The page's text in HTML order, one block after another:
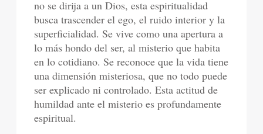
no se dirija a un Dios, esta espiritualidad
busca trascender el ego, el ruido interior y la
superficialidad. Se vive como una apertura a
lo más hondo del ser, al misterio que habita
en lo cotidiano. Se reconoce que la vida tiene
una dimensión misteriosa, que no todo puede
ser explicado ni controlado. Esta actitud de
humildad ante el misterio es profundamente
espiritual.